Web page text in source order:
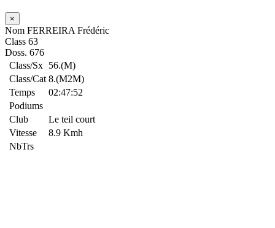
×
Nom FERREIRA Frédéric
Class 63
Doss. 676
Class/Sx 56.(M)
Class/Cat 8.(M2M)
Temps
02:47:52
Podiums
Club
Le teil court
Vitesse
8.9 Kmh
NbTrs